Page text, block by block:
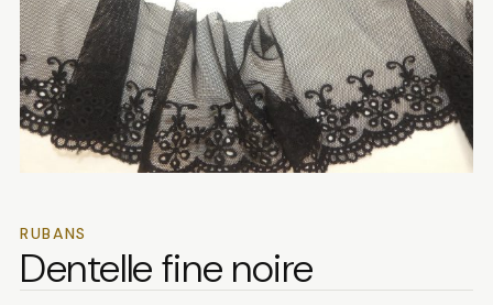
RUBANS
Dentelle fine noire